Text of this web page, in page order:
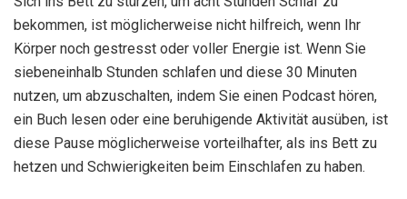
bekommen, ist möglicherweise nicht hilfreich, wenn Ihr
Körper noch gestresst oder voller Energie ist. Wenn Sie
siebeneinhalb Stunden schlafen und diese 30 Minuten
nutzen, um abzuschalten, indem Sie einen Podcast hören,
ein Buch lesen oder eine beruhigende Aktivität ausüben, ist
diese Pause möglicherweise vorteilhafter, als ins Bett zu
hetzen und Schwierigkeiten beim Einschlafen zu haben.